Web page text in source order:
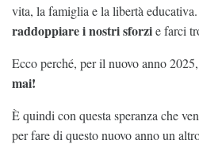
vita, la famiglia e la libertà educativa.
raddoppiare i nostri sforzie farci
Ecco perché, per il nuovo anno 2025,
mai!
È quindi con questa speranza che
per fare di questo nuovo anno un